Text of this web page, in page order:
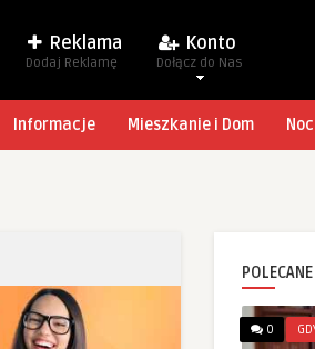
Reklama
Dodaj Reklamę
Konto
Dołącz do Nas
Informacje Mieszkanie i Dom
0